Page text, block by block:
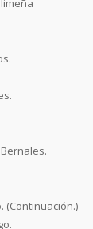
(Continuación.)